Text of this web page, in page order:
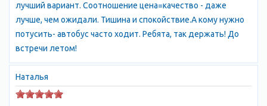
лучший вариант. Соотношение цена=качество - даже
лучше, чем ожидали. Тишина и спокойствие.А кому нужно
потусить- автобус часто ходит. Ребята, так держать! До
встречи летом!
Наталья